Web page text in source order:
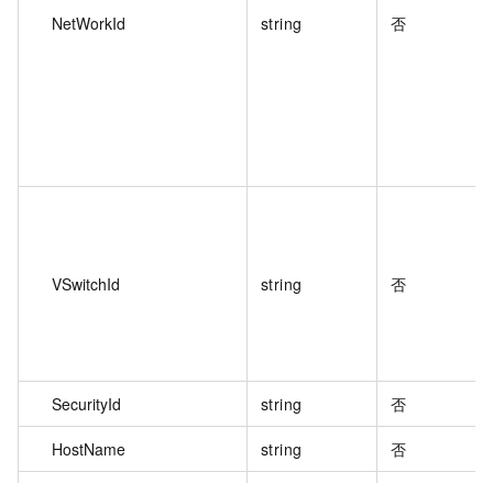
NetWorkId string 否
VSwitchId string 否
SecurityId string 否
HostName string 否